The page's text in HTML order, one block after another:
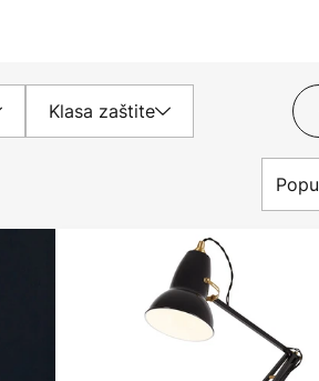
Klasa zaštite